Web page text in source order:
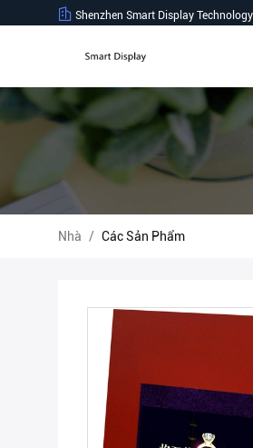
Shenzhen Smart Display
Nhà / Các Sản Phẩm